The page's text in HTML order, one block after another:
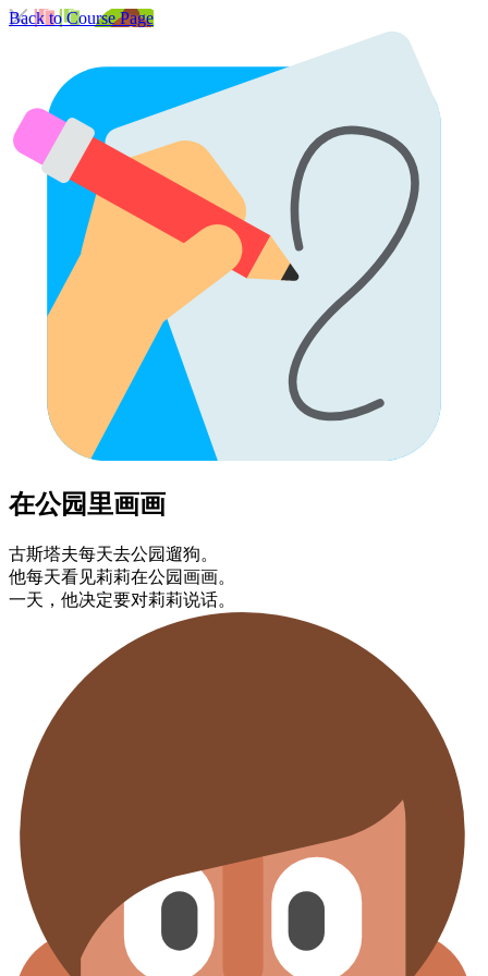
Back to Course Page
在公园里​画画
古斯塔夫​每天​去公园​遛狗。
他​每天​看见​莉莉​在公园​画画。
一天，​他​决定要​对​莉莉​说话。